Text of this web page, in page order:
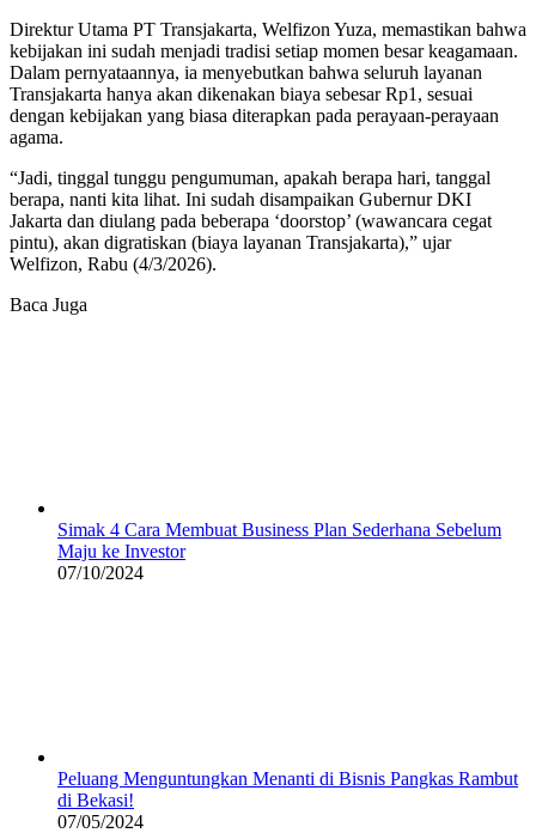
Direktur Utama PT Transjakarta, Welfizon Yuza, memastikan bahwa
kebijakan ini sudah menjadi tradisi setiap momen besar keagamaan.
Dalam pernyataannya, ia menyebutkan bahwa seluruh layanan
Transjakarta hanya akan dikenakan biaya sebesar Rp1, sesuai
dengan kebijakan yang biasa diterapkan pada perayaan-perayaan
agama.
“Jadi, tinggal tunggu pengumuman, apakah berapa hari, tanggal
berapa, nanti kita lihat. Ini sudah disampaikan Gubernur DKI
Jakarta dan diulang pada beberapa ‘doorstop’ (wawancara cegat
pintu), akan digratiskan (biaya layanan Transjakarta),” ujar
Welfizon, Rabu (4/3/2026).
Baca Juga
Simak 4 Cara Membuat Business Plan Sederhana Sebelum
Maju ke Investor
07/10/2024
Peluang Menguntungkan Menanti di Bisnis Pangkas Rambut
di Bekasi!
07/05/2024